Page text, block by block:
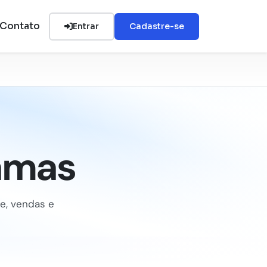
Entrar Cadastre-se
vendas e